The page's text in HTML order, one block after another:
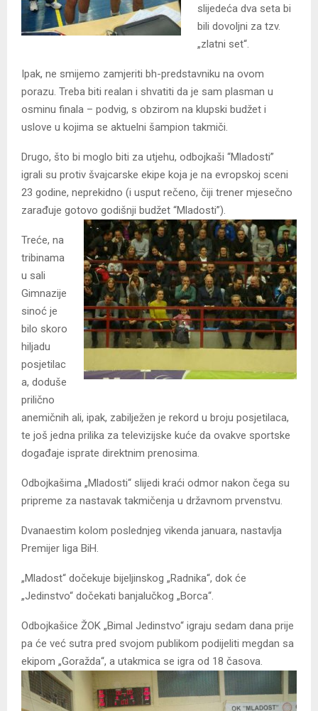
slijedeća dva seta bi
bili dovoljni za tzv.
„zlatni set“.
Ipak, ne smijemo zamjeriti bh-predstavniku na ovom
porazu. Treba biti realan i shvatiti da je sam plasman u
osminu finala – podvig, s obzirom na klupski budžet i
uslove u kojima se aktuelni šampion takmiči.
Drugo, što bi moglo biti za utjehu, odbojkaši “Mladosti”
igrali su protiv švajcarske ekipe koja je na evropskoj sceni
23 godine, neprekidno (i usput rečeno, čiji trener mjesečno
zarađuje gotovo godišnji budžet “Mladosti”).
Treće, na
tribinama
u sali
Gimnazije
sinoć je
bilo skoro
hiljadu
posjetilac
a, doduše
prilično
anemičnih ali, ipak, zabilježen je rekord u broju posjetilaca,
te još jedna prilika za televizijske kuće da ovakve sportske
događaje isprate direktnim prenosima.
Odbojkašima „Mladosti“ slijedi kraći odmor nakon čega su
pripreme za nastavak takmičenja u državnom prvenstvu.
Dvanaestim kolom poslednjeg vikenda januara, nastavlja
Premijer liga BiH.
„Mladost“ dočekuje bijeljinskog „Radnika“, dok će
„Jedinstvo“ dočekati banjalučkog „Borca“.
Odbojkašice ŽOK „Bimal Jedinstvo“ igraju sedam dana prije
pa će već sutra pred svojom publikom podijeliti megdan sa
ekipom „Goražda“, a utakmica se igra od 18 časova.